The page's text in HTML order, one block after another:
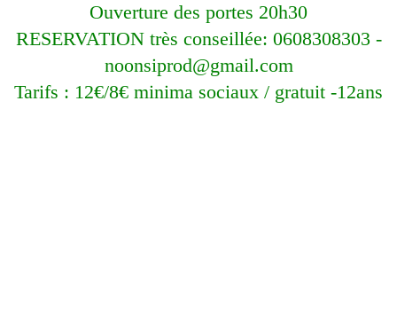
Ouverture des portes 20h30
RESERVATION très conseillée: 0608308303 -
noonsiprod@gmail.com
Tarifs : 12€/8€ minima sociaux / gratuit -12ans